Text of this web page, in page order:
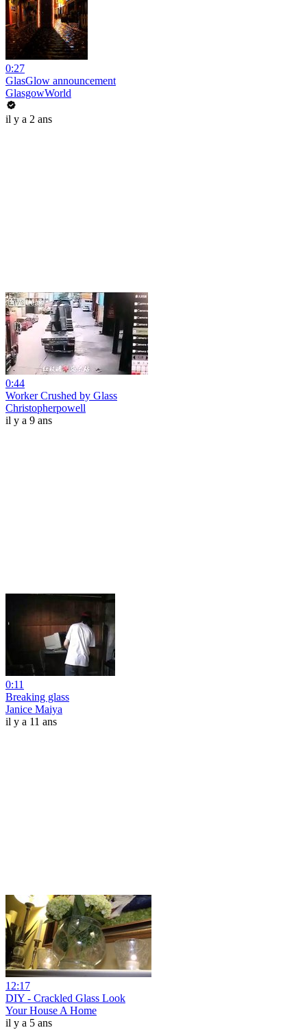
0:27
GlasGlow announcement
GlasgowWorld
il y a 2 ans
0:44
Worker Crushed by Glass
Christopherpowell
il y a 9 ans
0:11
Breaking glass
Janice Maiya
il y a 11 ans
12:17
DIY - Crackled Glass Look
Your House A Home
il y a 5 ans